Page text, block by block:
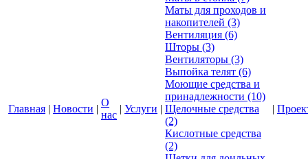
Главная | Новости |
О
нас
| Услуги |
Маты для проходов и
накопителей (3)
Вентиляция (6)
Шторы (3)
Вентиляторы (3)
Выпойка телят (6)
Моющие средства и
принадлежности (10)
Щелочные средства
(2)
Кислотные средства
(2)
|